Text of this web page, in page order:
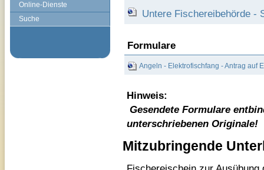
Online-Dienste
Suche
Untere Fischereibehörde -
Formulare
Angeln - Elektrofischfang - Antrag auf
Hinweis:
Gesendete Formulare
unterschriebenen Originale!
Mitzubringende